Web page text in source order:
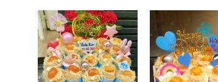
đến
560.000 ₫